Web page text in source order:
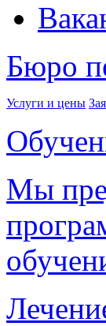
Бюро
Услуги и цены
Мы